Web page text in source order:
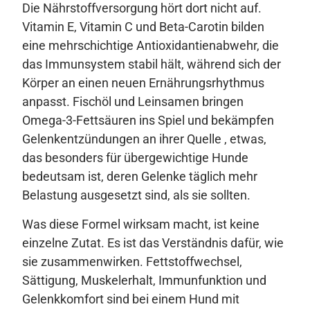
Die Nährstoffversorgung hört dort nicht auf.
Vitamin E, Vitamin C und Beta-Carotin bilden
eine mehrschichtige Antioxidantienabwehr, die
das Immunsystem stabil hält, während sich der
Körper an einen neuen Ernährungsrhythmus
anpasst. Fischöl und Leinsamen bringen
Omega-3-Fettsäuren ins Spiel und bekämpfen
Gelenkentzündungen an ihrer Quelle , etwas,
das besonders für übergewichtige Hunde
bedeutsam ist, deren Gelenke täglich mehr
Belastung ausgesetzt sind, als sie sollten.
Was diese Formel wirksam macht, ist keine
einzelne Zutat. Es ist das Verständnis dafür, wie
sie zusammenwirken. Fettstoffwechsel,
Sättigung, Muskelerhalt, Immunfunktion und
Gelenkkomfort sind bei einem Hund mit